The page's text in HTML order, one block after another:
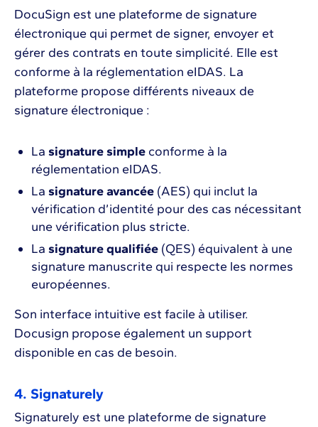
DocuSign est une plateforme de signature
électronique qui permet de signer, envoyer et
gérer des contrats en toute simplicité. Elle est
conforme à la réglementation eIDAS. La
plateforme propose différents niveaux de
signature électronique :
La signature simple conforme à la
réglementation eIDAS.
La signature avancée (AES) qui inclut la
vérification d’identité pour des cas nécessitant
une vérification plus stricte.
La signature qualifiée (QES) équivalent à une
signature manuscrite qui respecte les normes
européennes.
Son interface intuitive est facile à utiliser.
Docusign propose également un support
disponible en cas de besoin.
4. Signaturely
Signaturely est une plateforme de signature